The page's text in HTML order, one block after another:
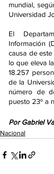
mundial,
Universidad
El
Información
causa de
lo que eleva
18.257
de la
número de
puesto 23º a
Por Gabriel
Nacional